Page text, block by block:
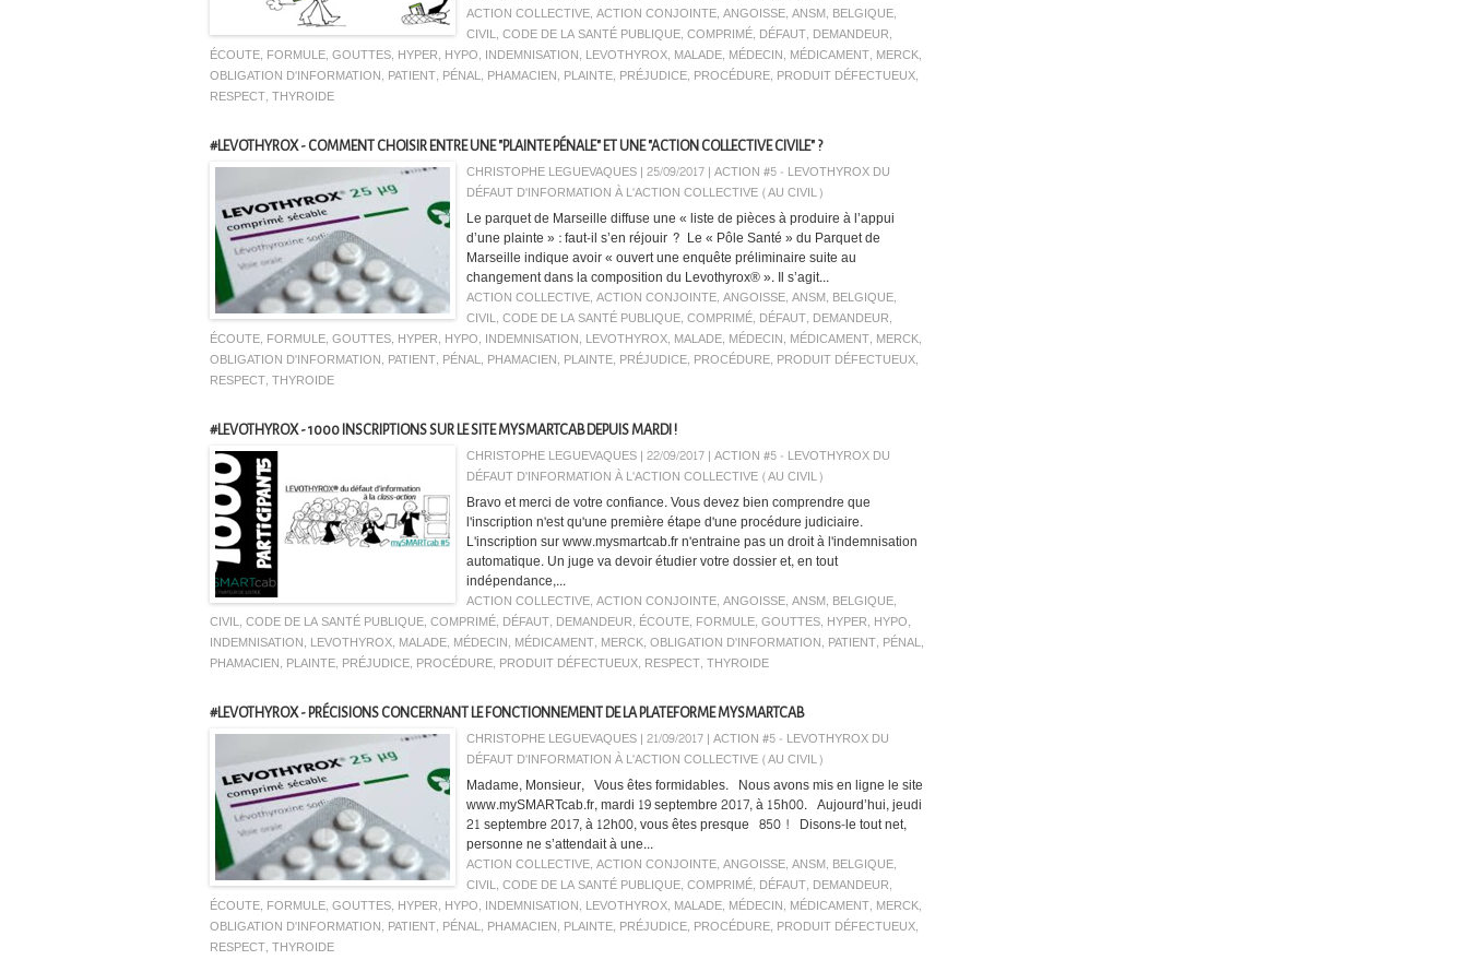
ACTION COLLECTIVE, ACTION CONJOINTE, ANGOISSE, ANSM, BELGIQUE,
CIVIL, CODE DE LA SANTÉ PUBLIQUE, COMPRIMÉ, DÉFAUT, DEMANDEUR,
ÉCOUTE, FORMULE, GOUTTES, HYPER, HYPO, INDEMNISATION, LEVOTHYROX, MALADE, MÉDECIN, MÉDICAMENT, MERCK,
OBLIGATION D'INFORMATION, PATIENT, PÉNAL, PHAMACIEN, PLAINTE, PRÉJUDICE, PROCÉDURE, PRODUIT DÉFECTUEUX,
RESPECT, THYROIDE
#LEVOTHYROX - COMMENT CHOISIR ENTRE UNE "PLAINTE PÉNALE" ET UNE "ACTION COLLECTIVE CIVILE" ?
CHRISTOPHE LEGUEVAQUES | 25/09/2017 | ACTION #5 - LEVOTHYROX DU
DÉFAUT D'INFORMATION À L'ACTION COLLECTIVE (AU CIVIL)
Le parquet de Marseille diffuse une « liste de pièces à produire à l’appui
d’une plainte » : faut-il s’en réjouir ? Le « Pôle Santé » du Parquet de
Marseille indique avoir « ouvert une enquête préliminaire suite au
changement dans la composition du Levothyrox® ». Il s’agit...
ACTION COLLECTIVE, ACTION CONJOINTE, ANGOISSE, ANSM, BELGIQUE,
CIVIL, CODE DE LA SANTÉ PUBLIQUE, COMPRIMÉ, DÉFAUT, DEMANDEUR,
ÉCOUTE, FORMULE, GOUTTES, HYPER, HYPO, INDEMNISATION, LEVOTHYROX, MALADE, MÉDECIN, MÉDICAMENT, MERCK,
OBLIGATION D'INFORMATION, PATIENT, PÉNAL, PHAMACIEN, PLAINTE, PRÉJUDICE, PROCÉDURE, PRODUIT DÉFECTUEUX,
RESPECT, THYROIDE
#LEVOTHYROX - 1000 INSCRIPTIONS SUR LE SITE MYSMARTCAB DEPUIS MARDI !
CHRISTOPHE LEGUEVAQUES | 22/09/2017 | ACTION #5 - LEVOTHYROX DU
DÉFAUT D'INFORMATION À L'ACTION COLLECTIVE (AU CIVIL)
Bravo et merci de votre confiance. Vous devez bien comprendre que
l'inscription n'est qu'une première étape d'une procédure judiciaire.
L'inscription sur www.mysmartcab.fr n'entraine pas un droit à l'indemnisation
automatique. Un juge va devoir étudier votre dossier et, en tout
indépendance,...
ACTION COLLECTIVE, ACTION CONJOINTE, ANGOISSE, ANSM, BELGIQUE,
CIVIL, CODE DE LA SANTÉ PUBLIQUE, COMPRIMÉ, DÉFAUT, DEMANDEUR, ÉCOUTE, FORMULE, GOUTTES, HYPER, HYPO,
INDEMNISATION, LEVOTHYROX, MALADE, MÉDECIN, MÉDICAMENT, MERCK, OBLIGATION D'INFORMATION, PATIENT, PÉNAL,
PHAMACIEN, PLAINTE, PRÉJUDICE, PROCÉDURE, PRODUIT DÉFECTUEUX, RESPECT, THYROIDE
#LEVOTHYROX - PRÉCISIONS CONCERNANT LE FONCTIONNEMENT DE LA PLATEFORME MYSMARTCAB
CHRISTOPHE LEGUEVAQUES | 21/09/2017 | ACTION #5 - LEVOTHYROX DU
DÉFAUT D'INFORMATION À L'ACTION COLLECTIVE (AU CIVIL)
Madame, Monsieur, Vous êtes formidables. Nous avons mis en ligne le site
www.mySMARTcab.fr, mardi 19 septembre 2017, à 15h00. Aujourd’hui, jeudi
21 septembre 2017, à 12h00, vous êtes presque 850 ! Disons-le tout net,
personne ne s’attendait à une...
ACTION COLLECTIVE, ACTION CONJOINTE, ANGOISSE, ANSM, BELGIQUE,
CIVIL, CODE DE LA SANTÉ PUBLIQUE, COMPRIMÉ, DÉFAUT, DEMANDEUR,
ÉCOUTE, FORMULE, GOUTTES, HYPER, HYPO, INDEMNISATION, LEVOTHYROX, MALADE, MÉDECIN, MÉDICAMENT, MERCK,
OBLIGATION D'INFORMATION, PATIENT, PÉNAL, PHAMACIEN, PLAINTE, PRÉJUDICE, PROCÉDURE, PRODUIT DÉFECTUEUX,
RESPECT, THYROIDE